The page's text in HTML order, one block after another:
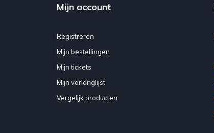
Mijn account
Registreren
Mijn bestellingen
Mijn tickets
Mijn verlanglijst
Vergelijk producten